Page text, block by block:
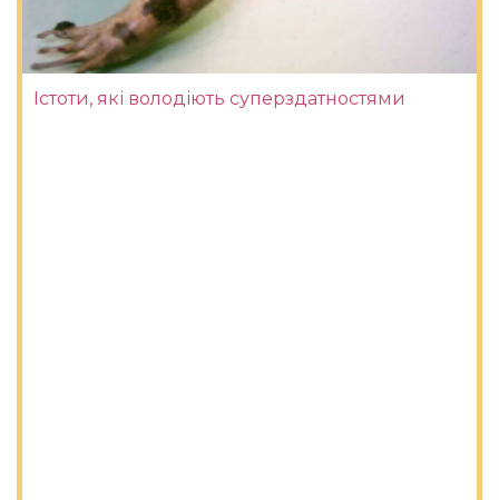
Істоти, які володіють суперздатностями